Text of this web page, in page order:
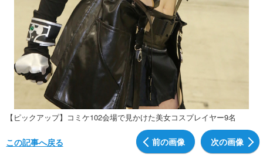
【ピックアップ】コミケ102会場で見かけた美女コスプレイヤー9名
前の画像 次の画像
この記事へ戻る